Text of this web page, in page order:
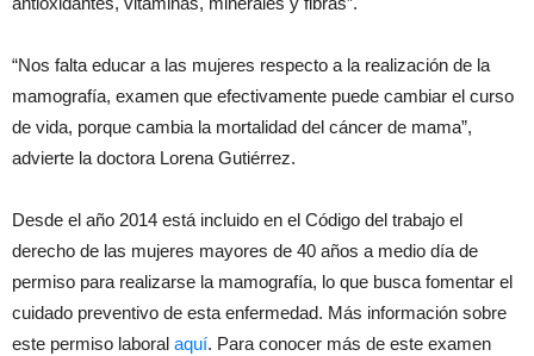
“Nos falta educar a las mujeres respecto a la realización de la
mamografía, examen que efectivamente puede cambiar el curso
de vida, porque cambia la mortalidad del cáncer de mama”,
advierte la doctora Lorena Gutiérrez.
Desde el año 2014 está incluido en el Código del trabajo el
derecho de las mujeres mayores de 40 años a medio día de
permiso para realizarse la mamografía, lo que busca fomentar el
cuidado preventivo de esta enfermedad. Más información sobre
este permiso laboral aquí. Para conocer más de este examen